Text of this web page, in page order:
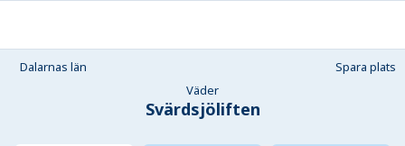
Dalarnas län
Spara plats
Väder
Svärdsjöliften